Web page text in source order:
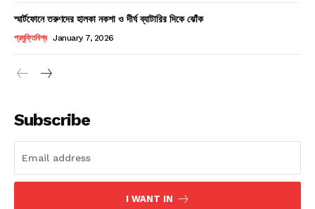
Company
About
স্মার্টফোনে তরুণদের হালকা নকশা ও দীর্ঘ ব্যাটারির দিকে ঝোঁক
প্রযুক্তিবিশ্ব January 7, 2026
Subscribe
I WANT IN